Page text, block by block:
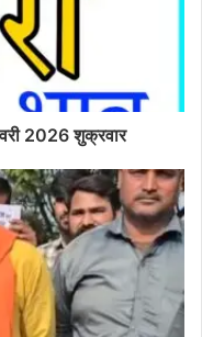
2026 शुक्रवार